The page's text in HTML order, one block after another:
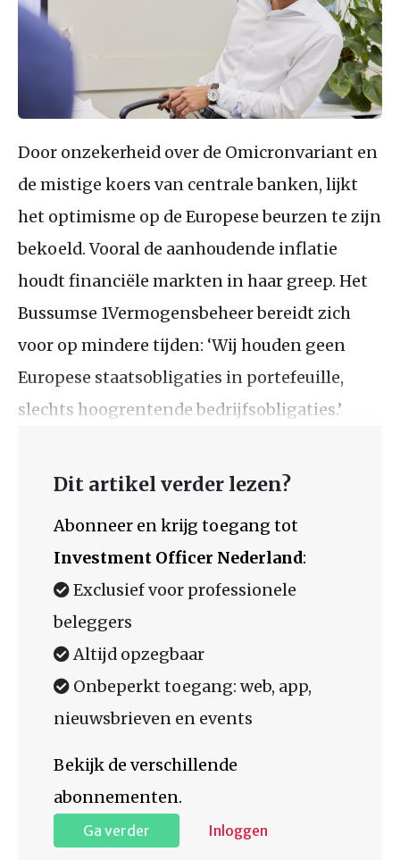
Door onzekerheid over de Omicronvariant en
de mistige koers van centrale banken, lijkt
het optimisme op de Europese beurzen te zijn
bekoeld. Vooral de aanhoudende inflatie
houdt financiële markten in haar greep. Het
Bussumse 1Vermogensbeheer bereidt zich
voor op mindere tijden: ‘Wij houden geen
Europese staatsobligaties in portefeuille,
slechts hoogrentende bedrijfsobligaties.’
Dit artikel verder lezen?
Abonneer en krijg toegang tot
Investment Officer Nederland:
Exclusief voor professionele
beleggers
Altijd opzegbaar
Onbeperkt toegang: web, app,
nieuwsbrieven en events
Bekijk de verschillende
abonnementen.
Ga verder Inloggen